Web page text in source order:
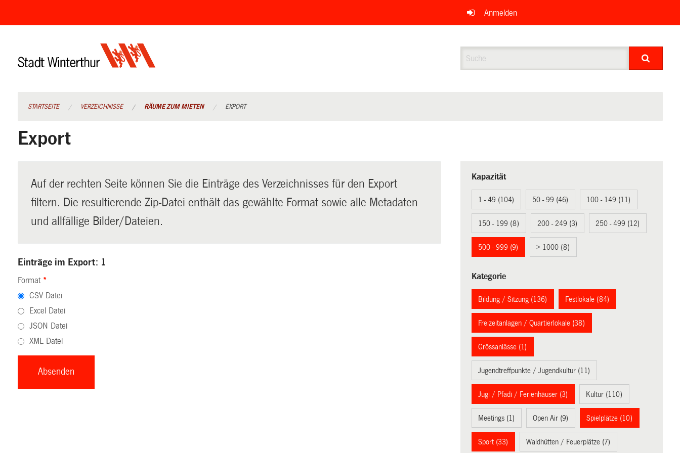
überspringen
Anmelden
STARTSEITE VERZEICHNISSE RÄUME ZUM MIETEN EXPORT
Export
Auf der rechten Seite können Sie die Einträge des Verzeichnisses für den Export
filtern. Die resultierende Zip-Datei enthält das gewählte Format sowie alle Metadaten
und allfällige Bilder/Dateien.
Einträge im Export: 1
Format *
CSV Datei
Excel Datei
JSON Datei
XML Datei
Kapazität
1 - 49 (104) 50 - 99 (46) 100 - 149 (11)
150 - 199 (8) 200 - 249 (3) 250 - 499 (12)
500 - 999 (9) > 1000 (8)
Kategorie
Bildung / Sitzung (136) Festlokale (84)
Freizeitanlagen / Quartierlokale (38)
Grössanlässe (1)
Jugendtreffpunkte / Jugendkultur (11)
Jugi / Pfadi / Ferienhäuser (3) Kultur (110)
Meetings (1) Open Air (9) Spielplätze (10)
Sport (33) Waldhütten / Feuerplätze (7)